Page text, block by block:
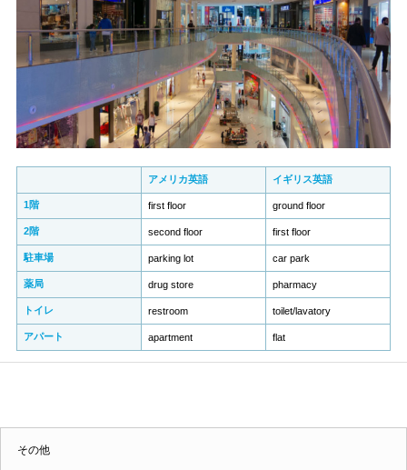
アメリカ英語 イギリス英語
1階 first floor ground floor
2階 second floor first floor
駐車場 parking lot car park
薬局 drug store pharmacy
トイレ restroom toilet/lavatory
アパート apartment flat
その他